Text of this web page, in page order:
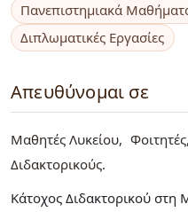
Πανεπιστημιακά
Διπλωματικές Εργασίες
Απευθύνομαι σε
Μαθητές Λυκείου Φοιτητές
Διδακτορικούς
Κάτοχος Διδακτορικού στη